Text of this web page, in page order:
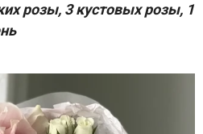
розы, 3 кустовых розы, 1